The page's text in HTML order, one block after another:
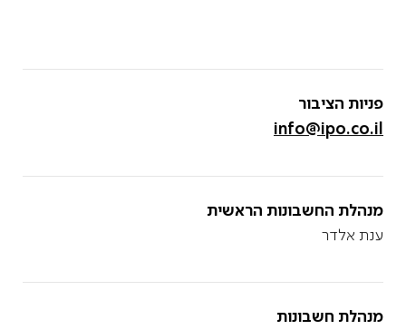
פניות הציבור
info@ipo.co.il
מנהלת החשבונות הראשית
ענת אלדר
מנהלת חשבונות